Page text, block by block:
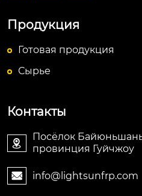
Продукция
Готовая продукция
Сырье
Контакты

Посёлок
провинция Гуйчжоу
 info@lightsunfrp.com